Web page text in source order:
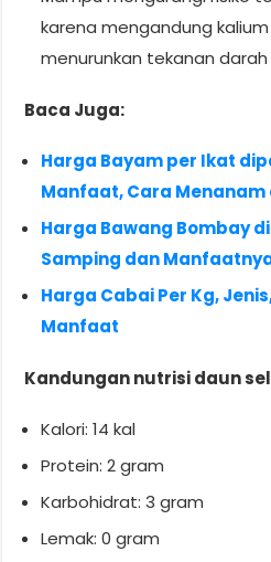
karena mengandung
menurunkan tekanan
Baca Juga:
Harga Bayam per Ikat
Manfaat, Cara Menanam
Harga Bawang Bombay
Samping dan
Harga Cabai Per Kg,
Manfaat
Kandungan nutrisi daun
Kalori: 14 kal
Protein: 2 gram
Karbohidrat: 3 gram
Lemak: 0 gram